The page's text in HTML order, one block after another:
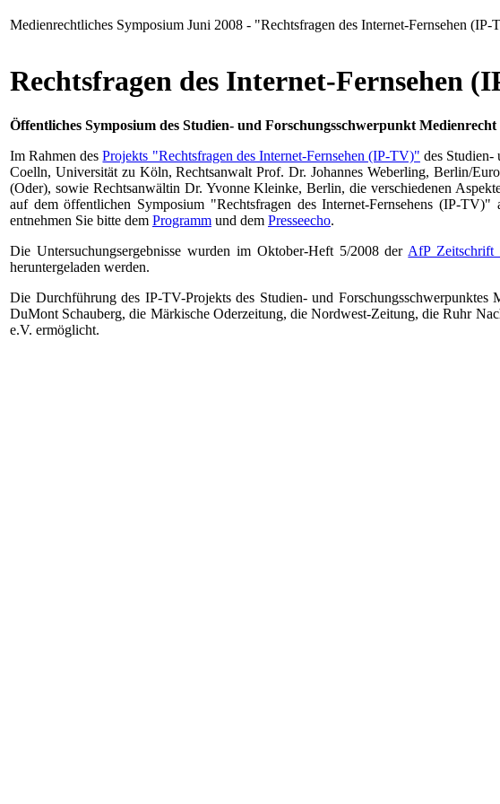
Medienrechtliches Symposium Juni 2008 - "Rechtsfragen des Internet-Fernsehen (IP-
Rechtsfragen des Internet-Fernsehen
Öffentliches Symposium des Studien- und Forschungsschwerpunkt
Im Rahmen desProjekts "Rechtsfragen des Internet-Fernsehen (IP-TV)" des
Coelln, Universität zu Köln, Rechtsanwalt Prof. Dr. Johannes Weberling, Berlin/
(Oder), sowie Rechtsanwältin Dr. Yvonne Kleinke, Berlin, die verschiedenen
auf dem öffentlichen Symposium "Rechtsfragen des Internet-Fernsehens (IP-
entnehmen Sie bitte dem Programm und dem Presseecho.
Die Untersuchungsergebnisse wurden im Oktober-Heft 5/2008 der AfP Zeitschrift
heruntergeladen werden.
Die Durchführung des IP-TV-Projekts des Studien- und
DuMont Schauberg, die Märkische Oderzeitung, die Nordwest-Zeitung, die Ruhr
e.V. ermöglicht.